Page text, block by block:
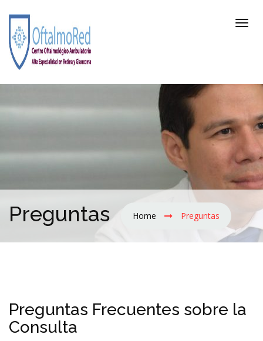
Preguntas Home Preguntas
Preguntas Frecuentes sobre la
Consulta